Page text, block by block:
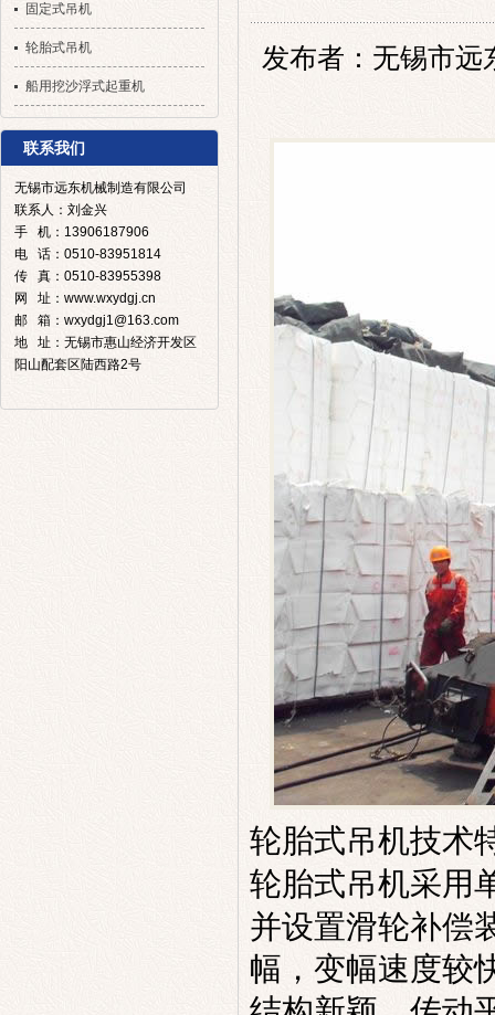
发布者：无锡市远
轮胎式吊机技术
轮胎式吊机采用
并设置滑轮补偿
幅，变幅速度较
固定式吊机
轮胎式吊机
船用挖沙浮式起重机
联系我们
无锡市远东机械制造有限公司
联系人：刘金兴
手 机：13906187906
电 话：0510-83951814
传 真：0510-83955398
网 址：www.wxydgj.cn
邮 箱：wxydgj1@163.com
地 址：无锡市惠山经济开发区
阳山配套区陆西路2号